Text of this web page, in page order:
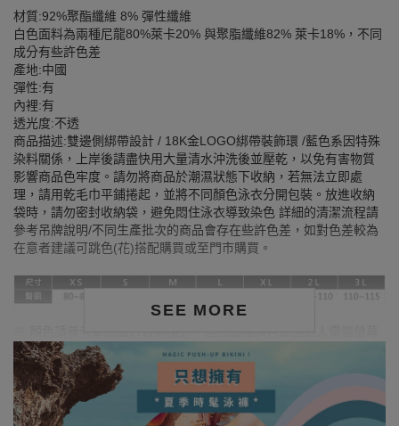
SEE MORE
材質:92%聚酯纖維 8% 彈性纖維
白色面料為兩種尼龍80%萊卡20% 與聚脂纖維82% 萊卡18%，不同
成分有些許色差
產地:中國
彈性:有
內裡:有
透光度:不透
商品描述:雙邊側綁帶設計 / 18K金LOGO綁帶裝飾環 /藍色系因特殊
染料關係，上岸後請盡快用大量清水沖洗後並壓乾，以免有害物質
影響商品色牢度。請勿將商品於潮濕狀態下收納，若無法立即處
理，請用乾毛巾平鋪捲起，並將不同顏色泳衣分開包裝。放進收納
袋時，請勿密封收納袋，避免悶住泳衣導致染色 詳細的清潔流程請
參考吊牌說明/不同生產批次的商品會存在些許色差，如對色差較為
在意者建議可跳色(花)搭配購買或至門市購買。
設定差異略有不同，請以實際商品顏色為準。